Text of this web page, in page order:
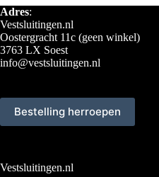
Adres:
Vestsluitingen.nl
Oostergracht 11c (geen winkel)
3763 LX Soest
info@vestsluitingen.nl
Bestelling herroepen
Vestsluitingen.nl